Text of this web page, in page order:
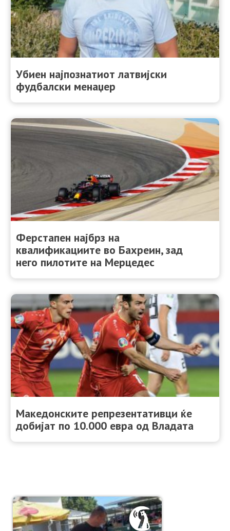
Убиен најпознатиот латвијски
фудбалски менаџер
Ферстапен најбрз на
квалификациите во Бахреин, зад
него пилотите на Мерцедес
Македонските репрезентативци ќе
добијат по 10.000 евра од Владата